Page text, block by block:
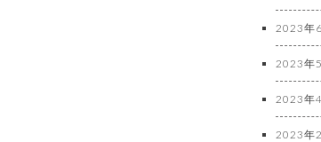
2023年
2023年
2023年
2023年